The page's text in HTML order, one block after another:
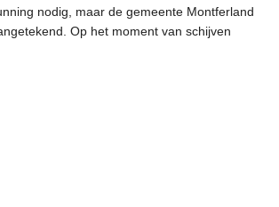
nodig, maar de gemeente Montferland
Op het moment van schijven